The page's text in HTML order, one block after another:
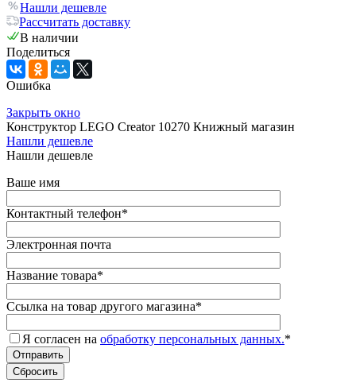
Нашли дешевле
Рассчитать доставку
В наличии
Поделиться
Ошибка
Закрыть окно
Конструктор LEGO Creator 10270 Книжный магазин
Нашли дешевле
Нашли дешевле
Ваше имя
Контактный телефон*
Электронная почта
Название товара*
Ссылка на товар другого магазина*
Я согласен на обработку персональных данных.*